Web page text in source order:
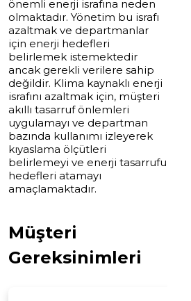
önemli enerji israfına neden
olmaktadır. Yönetim bu israfı
azaltmak ve departmanlar
için enerji hedefleri
belirlemek istemektedir
ancak gerekli verilere sahip
değildir. Klima kaynaklı enerji
israfını azaltmak için, müşteri
akıllı tasarruf önlemleri
uygulamayı ve departman
bazında kullanımı izleyerek
kıyaslama ölçütleri
belirlemeyi ve enerji tasarrufu
hedefleri atamayı
amaçlamaktadır.
Müşteri
Gereksinimleri